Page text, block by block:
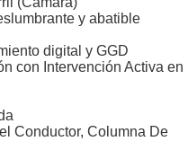
y abatible
digital y GGD
con Intervención Activa en
Conductor, Columna De